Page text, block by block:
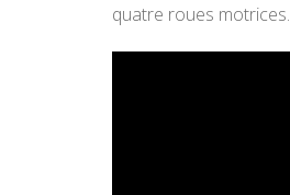
quatre roues motrices.